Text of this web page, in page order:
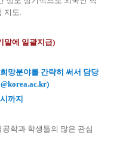
지도.
말에 일괄지급)
망분야를 간략히 써서 담당
까지
학과 학생들의 많은 관심